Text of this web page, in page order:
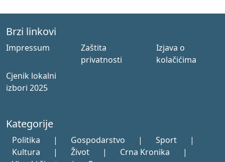
Brzi linkovi
Impressum
Zaštita
privatnosti
Izjava o
kolačićima
Cjenik lokalni
izbori 2025
Kategorije
Politika | Gospodarstvo | Sport
|
Kultura
| Život | Crna Kronika
|